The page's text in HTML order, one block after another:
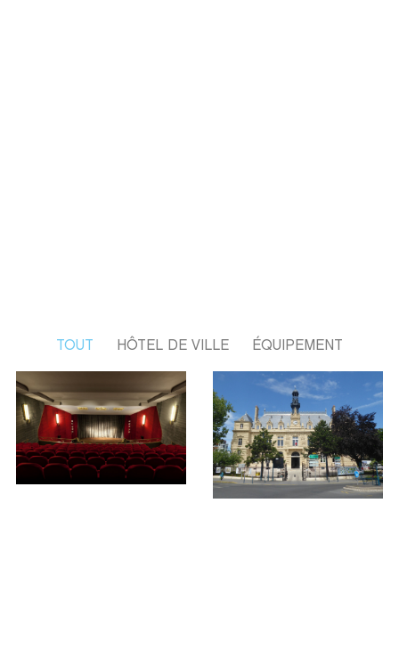
TOUT HÔTEL DE VILLE ÉQUIPEMENT